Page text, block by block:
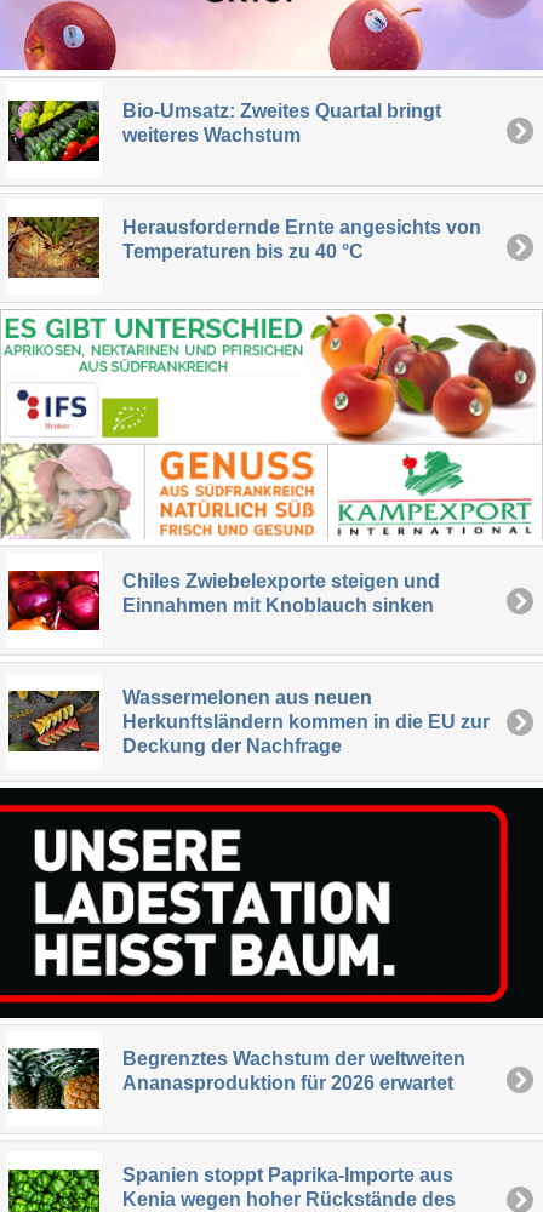
Bio-Umsatz: Zweites Quartal bringt
weiteres Wachstum
Herausfordernde Ernte angesichts von
Temperaturen bis zu 40 °C
Chiles Zwiebelexporte steigen und
Einnahmen mit Knoblauch sinken
Wassermelonen aus neuen
Herkunftsländern kommen in die EU zur
Deckung der Nachfrage
Begrenztes Wachstum der weltweiten
Ananasproduktion für 2026 erwartet
Spanien stoppt Paprika-Importe aus
Kenia wegen hoher Rückstände des